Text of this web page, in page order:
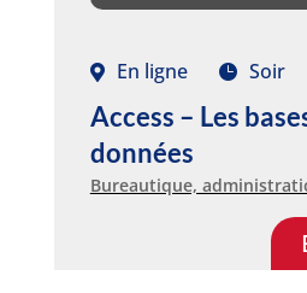
En ligne Soir
Access – Les
données
Bureautique,